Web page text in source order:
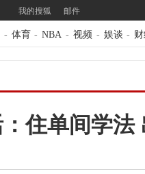
我的搜狐 邮件
- 体育 - NBA - 视频 - 娱谈 -
住单间学法